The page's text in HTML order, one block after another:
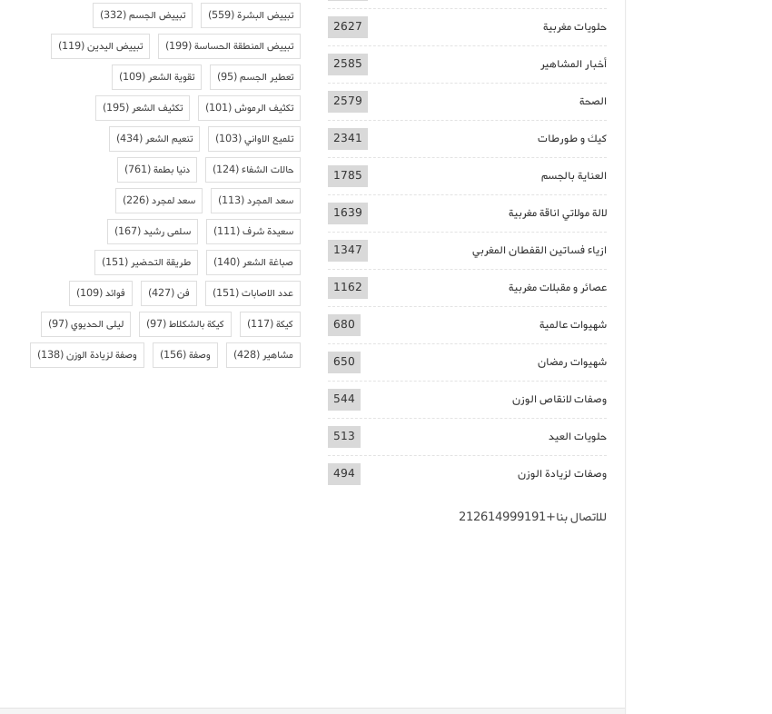
حلويات مغربية 2627
أخبار المشاهير 2585
الصحة 2579
كيك و طورطات 2341
العناية بالجسم 1785
لالة مولاتي اناقة مغربية 1639
ازياء فساتين القفطان المغربي 1347
عصائر و مقبلات مغربية 1162
شهيوات عالمية 680
شهيوات رمضان 650
وصفات لانقاص الوزن 544
حلويات العيد 513
وصفات لزيادة الوزن 494
للاتصال بنا+212614999191
تبييض البشرة(559) تبييض الجسم(332)
تبييض المنطقة الحساسة(199) تبييض اليدين(119)
تعطير الجسم(95) تقوية الشعر(109)
تكثيف الرموش(101) تكثيف الشعر(195)
تلميع الاواني(103) تنعيم الشعر(434)
حالات الشفاء(124) دنيا بطمة(761)
سعد المجرد(113) سعد لمجرد(226)
سعيدة شرف(111) سلمى رشيد(167)
صباغة الشعر(140) طريقة التحضير(151)
عدد الاصابات(151) فن(427) فوائد(109)
كيكة(117) كيكة بالشكلاط(97) ليلى الحديوي(97)
مشاهير(428) وصفة(156) وصفة لزيادة الوزن(138)